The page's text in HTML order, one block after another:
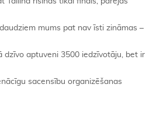
mums pat nav īsti zināmas –
dzīvo aptuveni 3500 iedzīvotāju, bet ir
sacensību organizēšanas